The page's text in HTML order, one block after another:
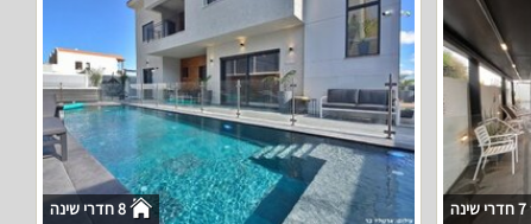
7 חדרי שינה 8 חדרי שינה